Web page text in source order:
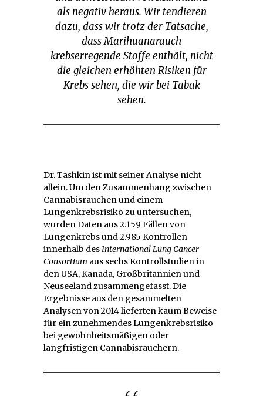
als negativ heraus. Wir tendieren
dazu, dass wir trotz der Tatsache,
dass Marihuanarauch
krebserregende Stoffe enthält, nicht
die gleichen erhöhten Risiken für
Krebs sehen, die wir bei Tabak
sehen.
Dr. Tashkin ist mit seiner Analyse nicht
allein. Um den Zusammenhang zwischen
Cannabisrauchen und einem
Lungenkrebsrisiko zu untersuchen,
wurden Daten aus 2.159 Fällen von
Lungenkrebs und 2.985 Kontrollen
innerhalb desInternational Lung Cancer
Consortium aus sechs Kontrollstudien in
den USA, Kanada, Großbritannien und
Neuseeland zusammengefasst. Die
Ergebnisse aus den gesammelten
Analysen von 2014 lieferten kaum Beweise
für ein zunehmendes Lungenkrebsrisiko
bei gewohnheitsmäßigen oder
langfristigen Cannabisrauchern.